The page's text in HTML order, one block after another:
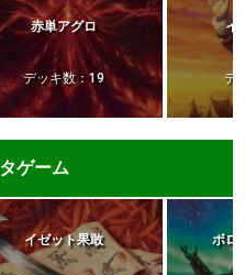
赤単アグロ
デッキ数：19
イ
デ
ゲーム
イゼット果敢 ボロ